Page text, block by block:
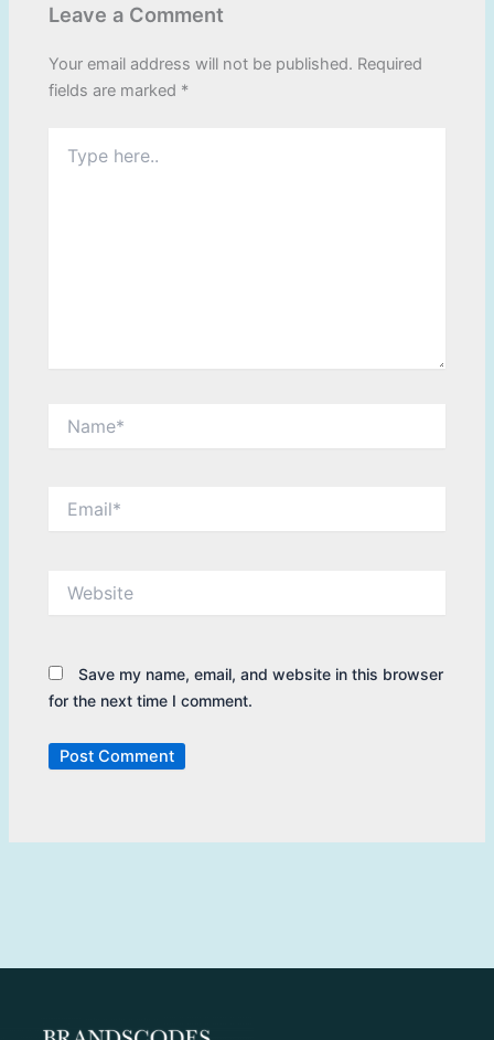
Leave a Comment
Your email address will not be published. Required
fields are marked *
here..
Save my name, email, and website in this browser
for the next time I comment.